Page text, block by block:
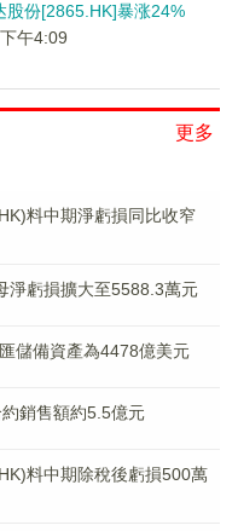
股份[2865.HK]暴涨24%
午4:09
更多
料中期淨虧損同比收窄
淨虧損擴大至5588.3萬元
儲備資產為4478億美元
銷售額約5.5億元
料中期除稅後虧損500萬